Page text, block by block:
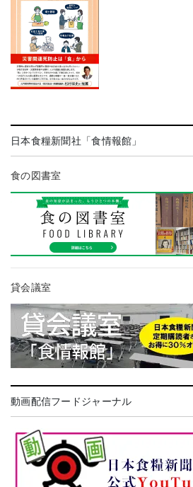
日本食糧新聞社「食情報館」
食の図書室
貸会議室
動画配信フードジャーナル